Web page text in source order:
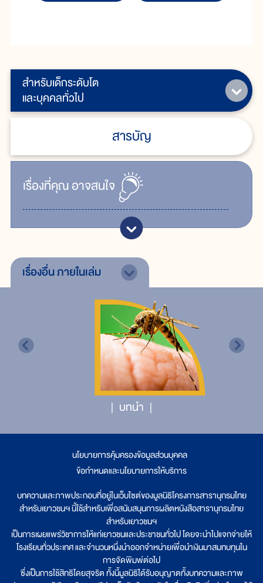
สำหรับเด็กระดับโต
และบุคคลทั่วไป
สารบัญ
เรื่ิองที่คุณอาจสนใจ
เรื่องอื่นภายในเล่ม
บทนำ
นโยบายการคุ้มครองข้อมูลส่วนบุคคล
ข้อกำหนดและนโยบายการให้บริการ
บทความและภาพประกอบที่อยู่ในเว็บไซต์ของมูลนิธิโครงการสารานุกรมไทย
สำหรับเยาวชนฯ นี้ใช้สำหรับเพื่อสนับสนุนการผลิตหนังสือสารานุกรมไทย
สำหรับเยาวชนฯ
เป็นการเผยแพร่วิชาการให้แก่เยาวชนและประชาชนทั่วไป โดยจะนำไปแจกจ่ายให้
โรงเรียนทั่วประเทศ และจำนวนหนึ่งนำออกจำหน่ายเพื่อนำเงินมาสมทบทุนใน
การจัดพิมพ์ต่อไป
ซึ่งเป็นการใช้สิทธิโดยสุจริต ทั้งนี้มูลนิธิได้รับอนุญาตทั้งบทความและภาพ